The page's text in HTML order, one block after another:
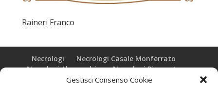
Gestisci Consenso Cookie
Raineri Franco
Necrologi
Necrologi Casale Monferrato
Necrologi Alessandria
Necrologi Piemonte